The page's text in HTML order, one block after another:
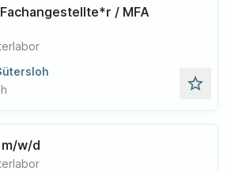
/ MFA
star_outline
w/d